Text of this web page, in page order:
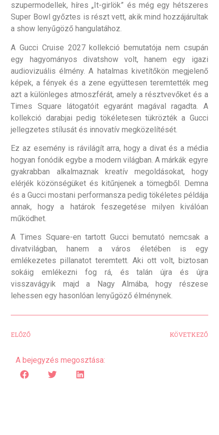
szupermodellek, híres „It-girlök” és még egy hétszeres
Super Bowl győztes is részt vett, akik mind hozzájárultak
a show lenyűgöző hangulatához.
A Gucci Cruise 2027 kollekció bemutatója nem csupán
egy hagyományos divatshow volt, hanem egy igazi
audiovizuális élmény. A hatalmas kivetítőkön megjelenő
képek, a fények és a zene együttesen teremtették meg
azt a különleges atmoszférát, amely a résztvevőket és a
Times Square látogatóit egyaránt magával ragadta. A
kollekció darabjai pedig tökéletesen tükrözték a Gucci
jellegzetes stílusát és innovatív megközelítését.
Ez az esemény is rávilágít arra, hogy a divat és a média
hogyan fonódik egybe a modern világban. A márkák egyre
gyakrabban alkalmaznak kreatív megoldásokat, hogy
elérjék közönségüket és kitűnjenek a tömegből. Demna
és a Gucci mostani performansza pedig tökéletes példája
annak, hogy a határok feszegetése milyen kiválóan
működhet.
A Times Square-en tartott Gucci bemutató nemcsak a
divatvilágban, hanem a város életében is egy
emlékezetes pillanatot teremtett. Aki ott volt, biztosan
sokáig emlékezni fog rá, és talán újra és újra
visszavágyik majd a Nagy Almába, hogy részese
lehessen egy hasonlóan lenyűgöző élménynek.
ELŐZŐ KÖVETKEZŐ
A bejegyzés megosztása: